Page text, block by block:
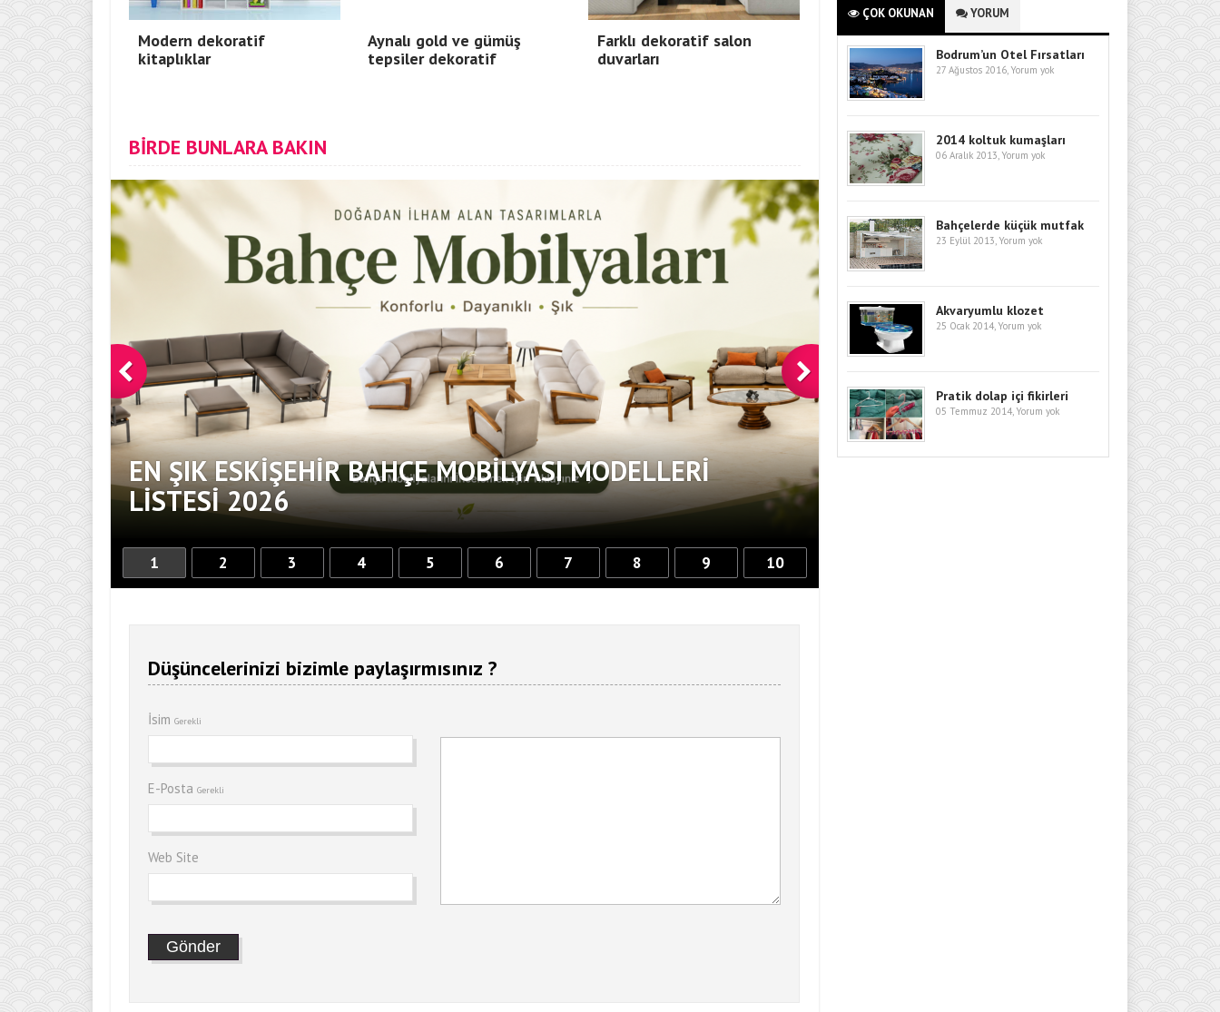
Modern dekoratif
kitaplıklar
Aynalı gold ve gümüş
tepsiler dekoratif
Farklı dekoratif salon
duvarları
BİRDE BUNLARA BAKIN
EN ŞIK ESKIŞEHIR BAHÇE MOBILYASI MODELLERI
LISTESI 2026
EVINIZIN ATMOSFERINI
MODELLERI VE DEKORASYON
1 2 3 4 5 6 7 8 9 10
Düşüncelerinizi bizimle paylaşırmısınız ?
İsim Gerekli
E-Posta Gerekli
Web Site
ÇOK OKUNAN YORUM
Bodrum’un Otel Fırsatları
27 Ağustos 2016, Yorum yok
2014 koltuk kumaşları
06 Aralık 2013, Yorum yok
Bahçelerde küçük mutfak
23 Eylül 2013, Yorum yok
Akvaryumlu klozet
25 Ocak 2014, Yorum yok
Pratik dolap içi fikirleri
05 Temmuz 2014, Yorum yok